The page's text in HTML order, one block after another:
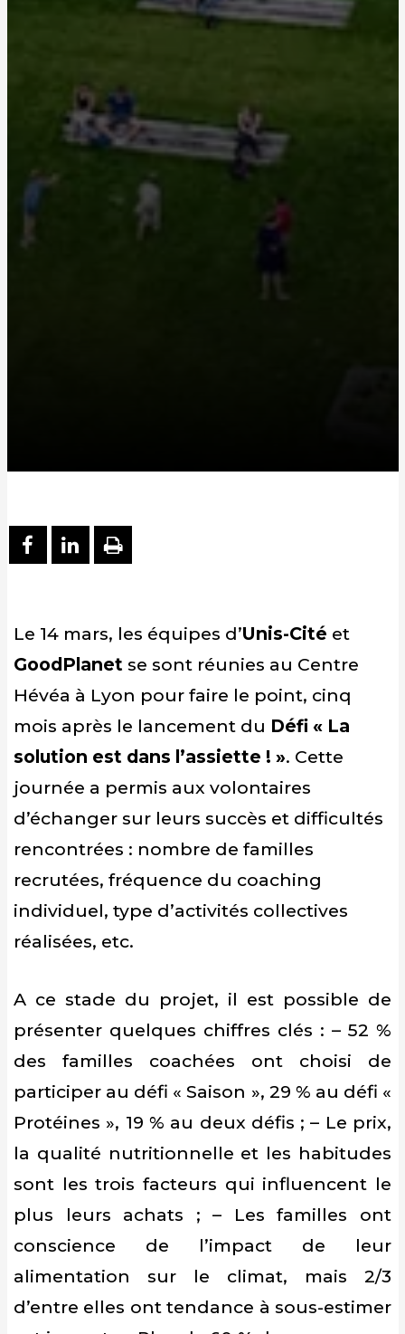
PARTAGER SUR FACEBOOK
PARTAGER SUR LINKEDIN
IMPRIMER
Le 14 mars, les équipes d’Unis-Cité et
GoodPlanet se sont réunies au Centre
Hévéa à Lyon pour faire le point, cinq
mois après le lancement du Défi « La
solution est dans l’assiette ! ». Cette
journée a permis aux volontaires
d’échanger sur leurs succès et difficultés
rencontrées : nombre de familles
recrutées, fréquence du coaching
individuel, type d’activités collectives
réalisées, etc.
A ce stade du projet, il est possible de
présenter quelques chiffres clés : – 52 %
des familles coachées ont choisi de
participer au défi « Saison », 29 % au défi «
Protéines », 19 % au deux défis ; – Le prix,
la qualité nutritionnelle et les habitudes
sont les trois facteurs qui influencent le
plus leurs achats ; – Les familles ont
conscience de l’impact de leur
alimentation sur le climat, mais 2/3
d’entre elles ont tendance à sous-estimer